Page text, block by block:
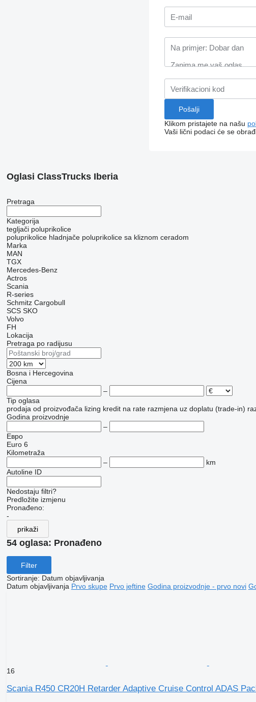
Klikom pristajete na našu
Vaši lični podaci će se
Oglasi ClassTrucks Iberia
Pretraga
Kategorija
tegljači poluprikolice
poluprikolice hladnjače poluprikolice sa kliznom ceradom
Marka
MAN
TGX
Mercedes-Benz
Actros
Scania
R-series
Schmitz Cargobull
SCS SKO
Volvo
FH
Lokacija
Pretraga po radijusu
Bosna i Hercegovina
Cijena
–
Tip oglasa
prodaja od proizvođača lizing kredit na rate razmjena uz doplatu (trade-in)
Godina proizvodnje
–
Евро
Euro 6
Kilometraža
–
km
Autoline ID
Nedostaju filtri?
Predložite izmjenu
Pronađeno:
-
prikaži
54 oglasa: Pronađeno
Filter
Sortiranje: Datum objavljivanja
Datum objavljivanja Prvo skupe Prvo jeftine Godina proizvodnje - prvo novi
16
Scania R450 CR20H Retarder Adaptive Cruise Control ADAS